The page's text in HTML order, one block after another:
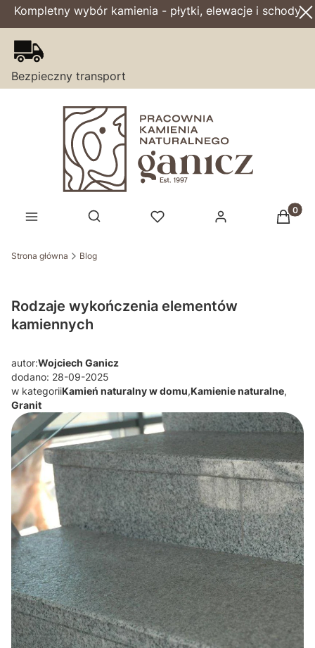
Kompletny wybór kamienia - płytki, elewacje i schody
Bezpieczny transport
Otwórz wyszukiwarkę
Strona główna Blog
Rodzaje wykończenia elementów
kamiennych
autor:Wojciech Ganicz
dodano: 28-09-2025
w kategoriiKamień naturalny w domu,Kamienie naturalne,
Granit